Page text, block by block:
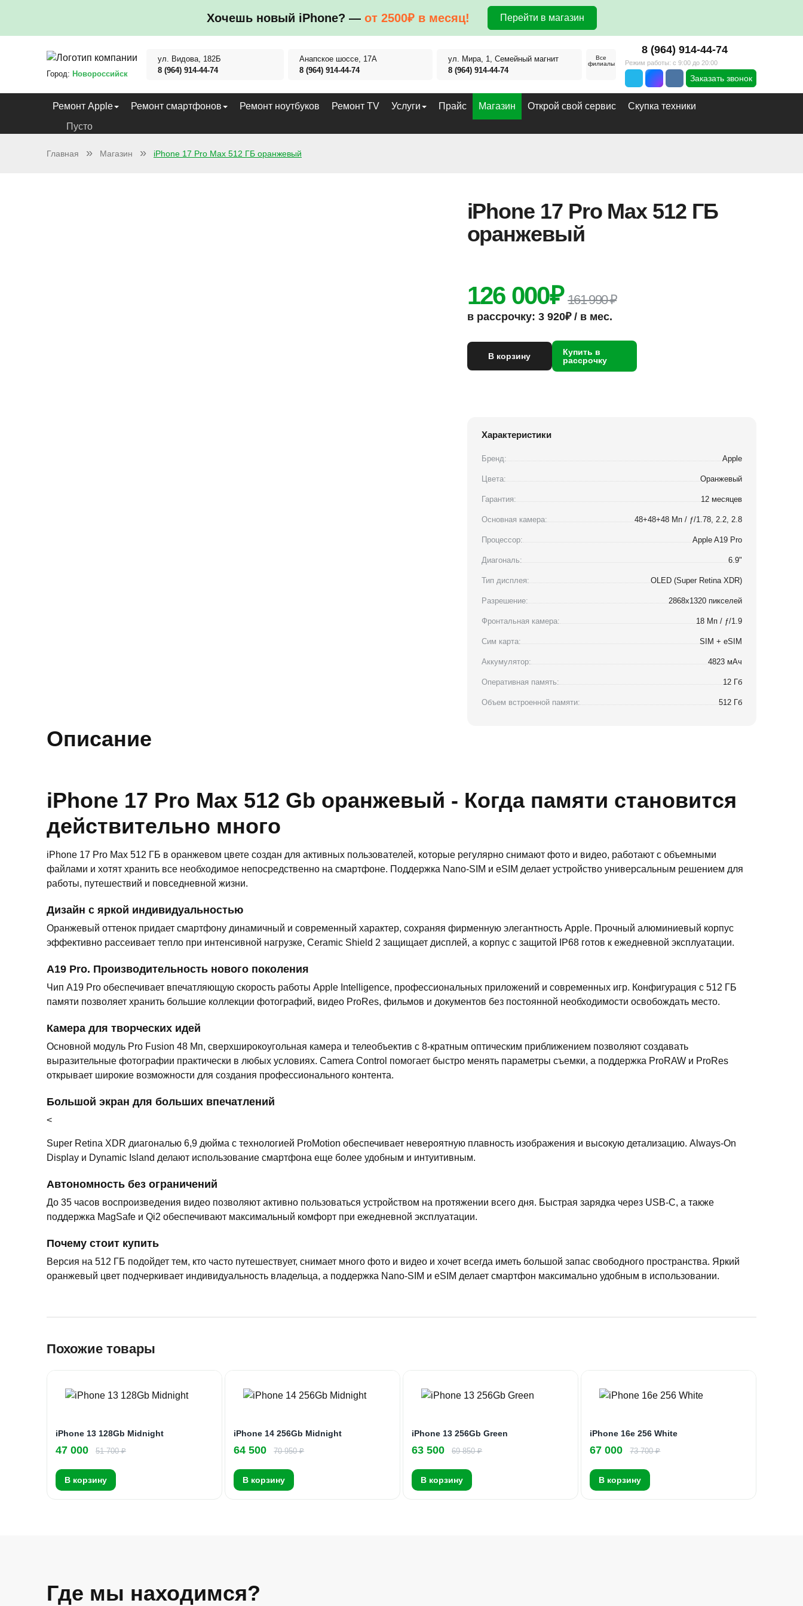
Хочешь новый iPhone? — от 2500₽ в месяц! Перейти в магазин
Город: Новороссийск
ул. Видова, 182Б
8 (964) 914-44-74
Анапское шоссе, 17А
8 (964) 914-44-74
ул. Мира, 1, Семейный магнит
8 (964) 914-44-74
Все
филиалы
8 (964) 914-44-74
Режим работы: с 9:00 до 20:00
Заказать звонок
Ремонт Apple Ремонт смартфонов Ремонт ноутбуков Ремонт TV Услуги Прайс Магазин Открой свой сервис
Скупка техники
Пусто
Главная Магазин iPhone 17 Pro Max 512 ГБ оранжевый
iPhone 17 Pro Max 512 ГБ
оранжевый
126 000₽ 161 990 ₽
в рассрочку: 3 920₽ / в мес.
В корзину
Купить в
рассрочку
Характеристики
Бренд: Apple
Цвета: Оранжевый
Гарантия: 12 месяцев
Основная камера: 48+48+48 Мп / ƒ/1.78, 2.2, 2.8
Процессор: Apple A19 Pro
Диагональ: 6.9"
Тип дисплея: OLED (Super Retina XDR)
Разрешение: 2868x1320 пикселей
Фронтальная камера: 18 Мп / ƒ/1.9
Сим карта: SIM + eSIM
Аккумулятор: 4823 мАч
Оперативная память: 12 Гб
Объем встроенной памяти: 512 Гб
Описание
iPhone 17 Pro Max 512 Gb оранжевый - Когда памяти становится
действительно много
iPhone 17 Pro Max 512 ГБ в оранжевом цвете создан для активных пользователей, которые регулярно снимают фото и видео, работают с объемными
файлами и хотят хранить все необходимое непосредственно на смартфоне. Поддержка Nano-SIM и eSIM делает устройство универсальным решением для
работы, путешествий и повседневной жизни.
Дизайн с яркой индивидуальностью
Оранжевый оттенок придает смартфону динамичный и современный характер, сохраняя фирменную элегантность Apple. Прочный алюминиевый корпус
эффективно рассеивает тепло при интенсивной нагрузке, Ceramic Shield 2 защищает дисплей, а корпус с защитой IP68 готов к ежедневной эксплуатации.
A19 Pro. Производительность нового поколения
Чип A19 Pro обеспечивает впечатляющую скорость работы Apple Intelligence, профессиональных приложений и современных игр. Конфигурация с 512 ГБ
памяти позволяет хранить большие коллекции фотографий, видео ProRes, фильмов и документов без постоянной необходимости освобождать место.
Камера для творческих идей
Основной модуль Pro Fusion 48 Мп, сверхширокоугольная камера и телеобъектив с 8-кратным оптическим приближением позволяют создавать
выразительные фотографии практически в любых условиях. Camera Control помогает быстро менять параметры съемки, а поддержка ProRAW и ProRes
открывает широкие возможности для создания профессионального контента.
Большой экран для больших впечатлений
<
Super Retina XDR диагональю 6,9 дюйма с технологией ProMotion обеспечивает невероятную плавность изображения и высокую детализацию. Always-On
Display и Dynamic Island делают использование смартфона еще более удобным и интуитивным.
Автономность без ограничений
До 35 часов воспроизведения видео позволяют активно пользоваться устройством на протяжении всего дня. Быстрая зарядка через USB-C, а также
поддержка MagSafe и Qi2 обеспечивают максимальный комфорт при ежедневной эксплуатации.
Почему стоит купить
Версия на 512 ГБ подойдет тем, кто часто путешествует, снимает много фото и видео и хочет всегда иметь большой запас свободного пространства. Яркий
оранжевый цвет подчеркивает индивидуальность владельца, а поддержка Nano-SIM и eSIM делает смартфон максимально удобным в использовании.
Похожие товары
iPhone 13 128Gb Midnight
47 000 51 700 ₽
В корзину
iPhone 14 256Gb Midnight
64 500 70 950 ₽
В корзину
iPhone 13 256Gb Green
63 500 69 850 ₽
В корзину
iPhone 16e 256 White
67 000 73 700 ₽
В корзину
Где мы находимся?